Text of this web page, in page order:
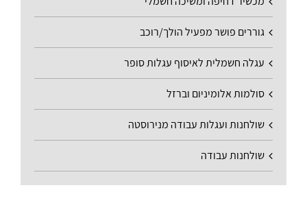
גוררים פושר מפעיל הולך/רוכב
עגלה חשמלית לאיסוף עגלות סופר
סולמות אלומיניום וברזל
שולחנות ועגלות עבודה מנירוסטה
שולחנות עבודה